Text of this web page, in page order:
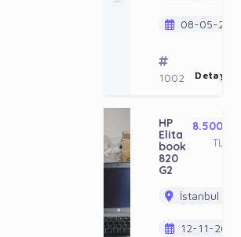
08-05-
1002 Detayı
HP
Elita
book
820
G2
8.500
TL
İstanbul /
12-11-2023